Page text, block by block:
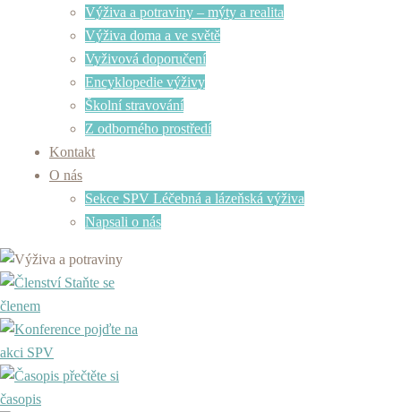
Výživa a potraviny – mýty a realita
Výživa doma a ve světě
Vyživová doporučení
Encyklopedie výživy
Školní stravování
Z odborného prostředí
Kontakt
O nás
Sekce SPV Léčebná a lázeňská výživa
Napsali o nás
Staňte se
členem
pojďte na
akci SPV
přečtěte si
časopis